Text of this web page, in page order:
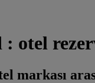
otel
markası